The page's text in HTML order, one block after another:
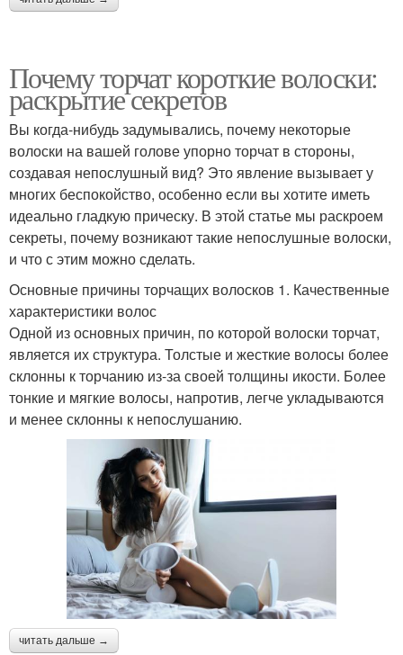
Почему торчат короткие волоски:
раскрытие секретов
Вы когда-нибудь задумывались, почему некоторые
волоски на вашей голове упорно торчат в стороны,
создавая непослушный вид? Это явление вызывает у
многих беспокойство, особенно если вы хотите иметь
идеально гладкую прическу. В этой статье мы раскроем
секреты, почему возникают такие непослушные волоски,
и что с этим можно сделать.
Основные причины торчащих волосков 1. Качественные
характеристики волос
Одной из основных причин, по которой волоски торчат,
является их структура. Толстые и жесткие волосы более
склонны к торчанию из-за своей толщины икости. Более
тонкие и мягкие волосы, напротив, легче укладываются
и менее склонны к непослушанию.
читать дальше →